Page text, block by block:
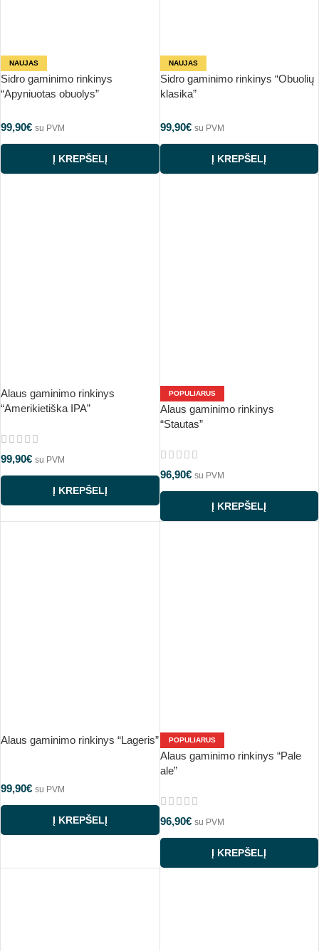
NAUJAS
Sidro gaminimo rinkinys
“Apyniuotas obuolys”
99,90€ su PVM
Į KREPŠELĮ
NAUJAS
Sidro gaminimo rinkinys “Obuolių
klasika”
99,90€ su PVM
Į KREPŠELĮ
Alaus gaminimo rinkinys
“Amerikietiška IPA”
99,90€ su PVM
Į KREPŠELĮ
POPULIARUS
Alaus gaminimo rinkinys
“Stautas”
96,90€ su PVM
Į KREPŠELĮ
Alaus gaminimo rinkinys “Lageris”
99,90€ su PVM
Į KREPŠELĮ
POPULIARUS
Alaus gaminimo rinkinys “Pale
ale”
96,90€ su PVM
Į KREPŠELĮ